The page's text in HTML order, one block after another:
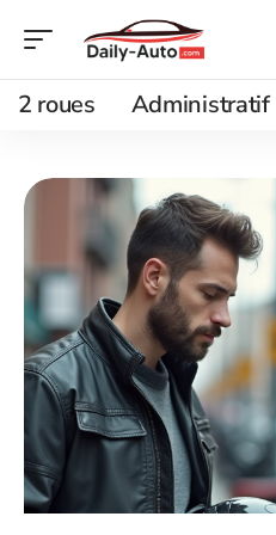
2 roues Administratif